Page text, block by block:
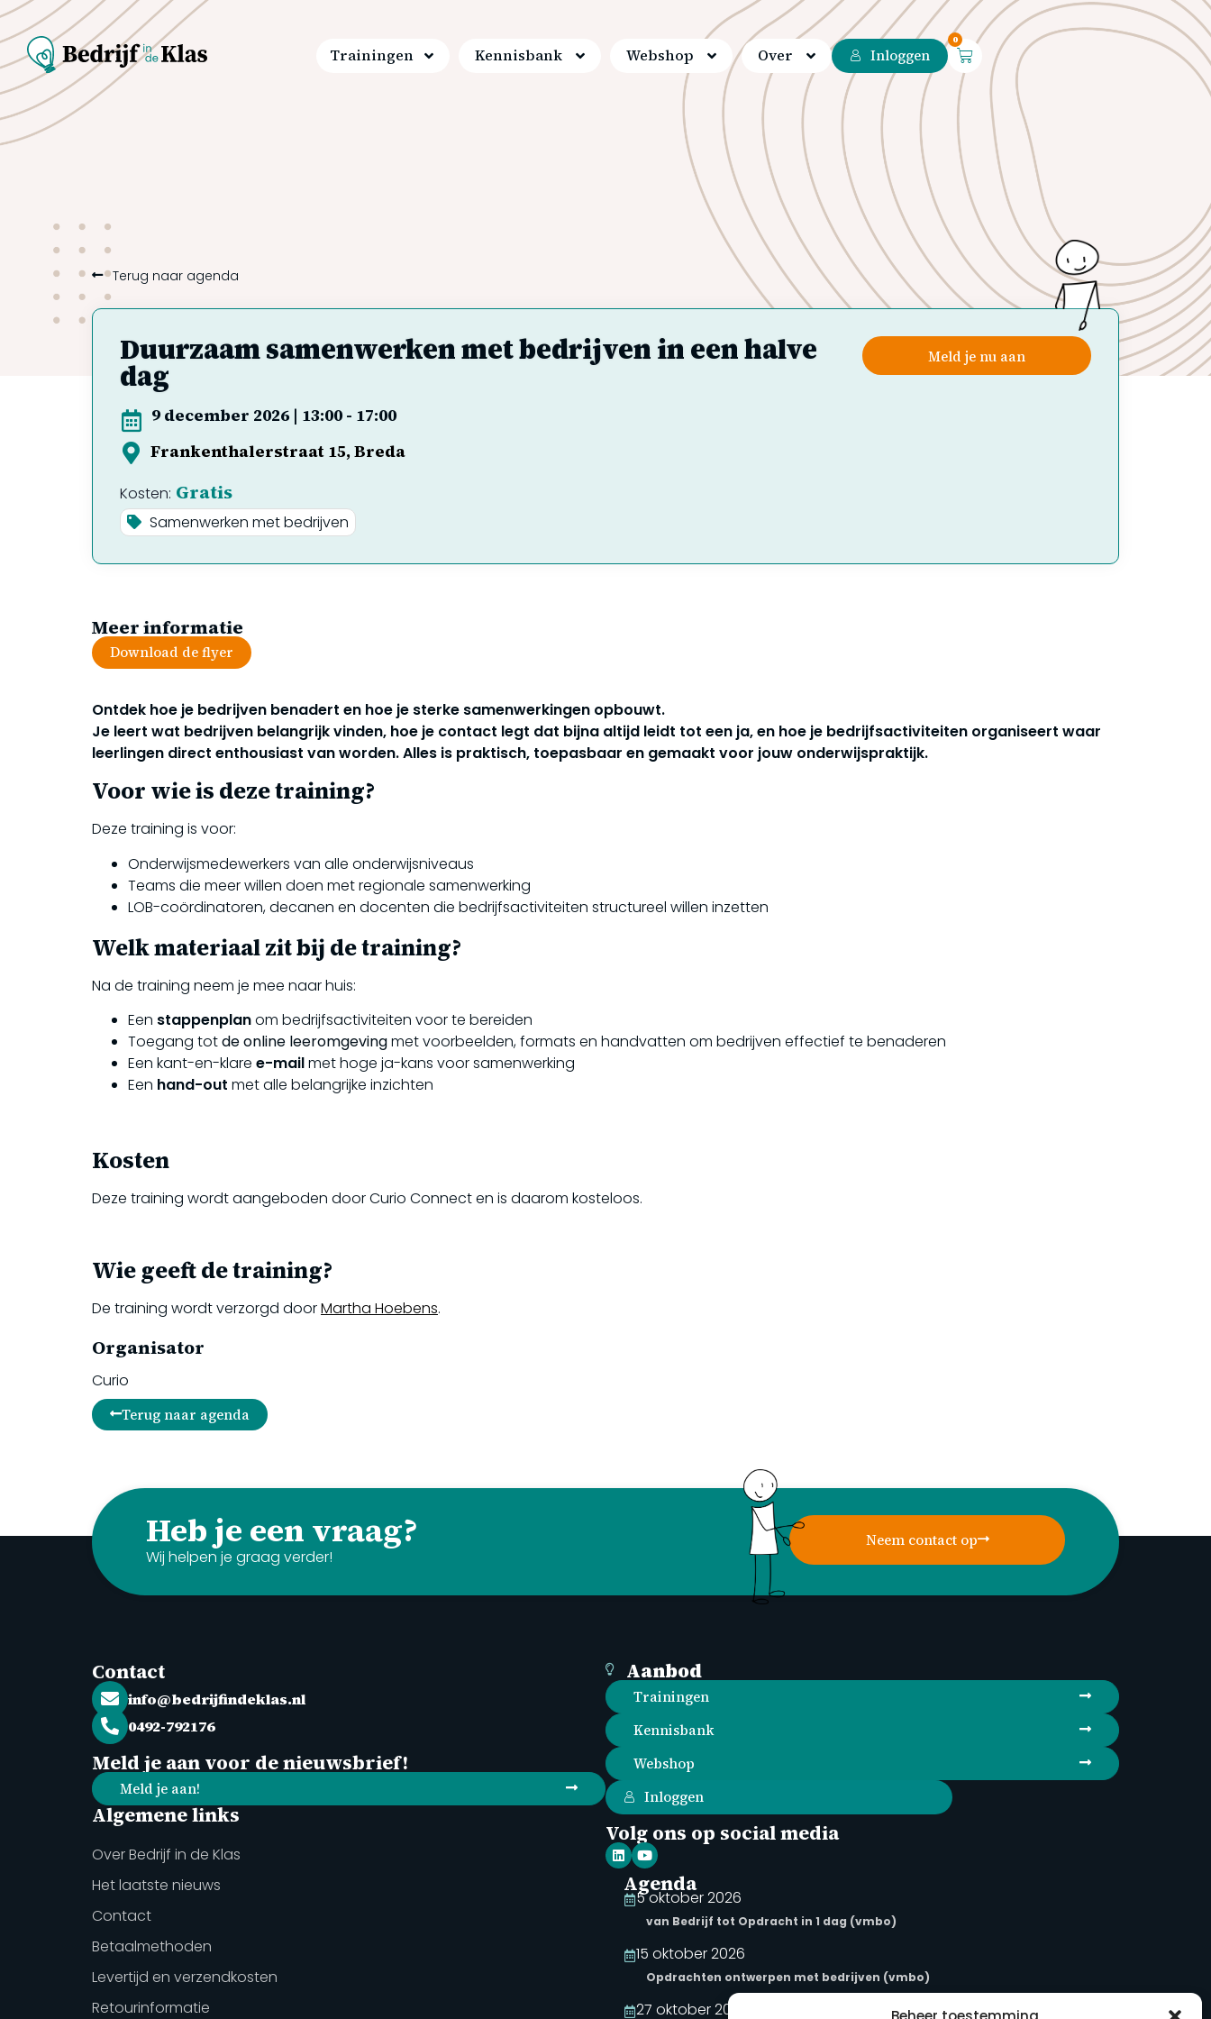
Trainingen Kennisbank Webshop Over Inloggen
0
Terug naar agenda
Duurzaam samenwerken met bedrijven in een halve
dag
9 december 2026 | 13:00 - 17:00
Frankenthalerstraat 15 Breda
Kosten: Gratis
Samenwerken met bedrijven
Meld je nu aan
Meer informatie
Download de flyer
Ontdek hoe je bedrijven benadert en hoe je sterke samenwerkingen opbouwt.
Je leert wat bedrijven belangrijk vinden, hoe je contact legt dat bijna altijd leidt tot een ja, en hoe je bedrijfsactiviteiten organiseert waar
leerlingen direct enthousiast van worden. Alles is praktisch, toepasbaar en gemaakt voor jouw onderwijspraktijk.
Voor wie is deze training?
Deze training is voor:
Onderwijsmedewerkers van alle onderwijsniveaus
Teams die meer willen doen met regionale samenwerking
LOB-coördinatoren, decanen en docenten die bedrijfsactiviteiten structureel willen inzetten
Welk materiaal zit bij de training?
Na de training neem je mee naar huis:
Een stappenplanom bedrijfsactiviteiten voor te bereiden
Toegang totde online leeromgevingmet voorbeelden, formats en handvatten om bedrijven effectief te benaderen
Een kant-en-klare e-mailmet hoge ja-kans voor samenwerking
Een hand-out met alle belangrijke inzichten
Kosten
Deze training wordt aangeboden door Curio Connect en is daarom kosteloos.
Wie geeft de training?
De training wordt verzorgd doorMartha Hoebens.
Organisator
Curio
Terug naar agenda
Heb je een vraag?
Wij helpen je graag verder!
Neem contact op
Contact
info@bedrijfindeklas.nl
0492-792176
Meld je aan voor de nieuwsbrief!
Meld je aan!
Algemene links
Over Bedrijf in de Klas
Het laatste nieuws
Contact
Betaalmethoden
Levertijd en verzendkosten
Retourinformatie
Aanbod
Trainingen
Kennisbank
Webshop
Inloggen
Volg ons op social media
Agenda
5 oktober 2026
van Bedrijf tot Opdracht in 1 dag (vmbo)
15 oktober 2026
Opdrachten ontwerpen met bedrijven (vmbo)
27 oktober 2026